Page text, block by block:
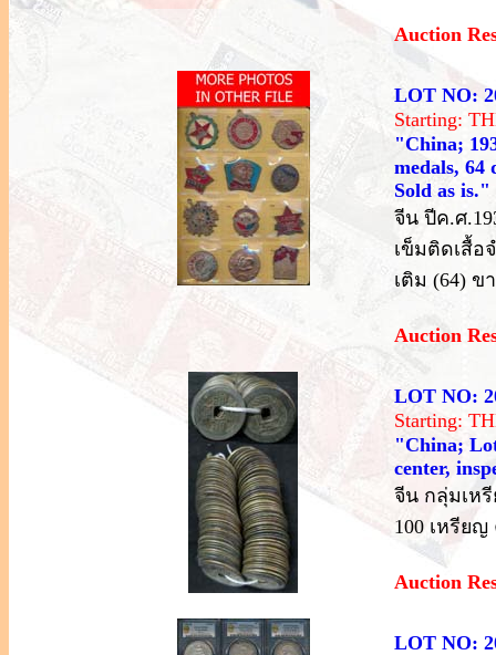
Auction
LOT NO:
Starting:
"China;
medals, 64
Sold as is."
จีน ปีค.ศ
เข็มติดเสื้อ
เติม (64) ข
Auction
LOT NO:
Starting:
"China;
center,
จีน กลุ่มเห
100 เหรีย
Auction
LOT NO: